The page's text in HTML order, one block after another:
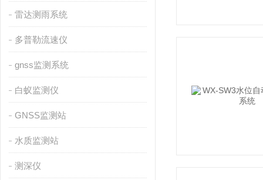
雷达测雨系统
多普勒流速仪
gnss监测系统
白蚁监测仪
GNSS监测站
水质监测站
测深仪